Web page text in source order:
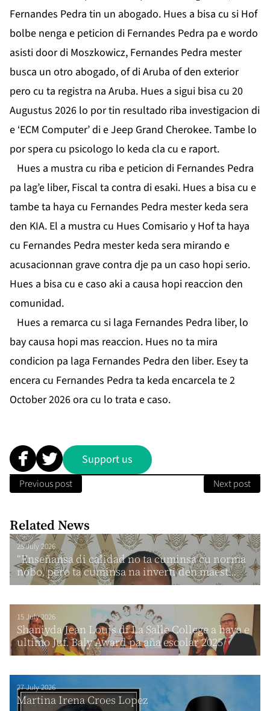
Fernandes Pedra tin un abogado. Hues a bisa cu si Hof
bolbe nenga e peticion di Fernandes Pedra pa e wordo
asisti door di Moszkowicz, Fernandes Pedra mester
busca un otro abogado, of di Aruba of den exterior
pero cu ta registra na Aruba. Hues a sigui bisa cu 20
Augustus 2026 lo por tin resultado riba investigacion di
e ‘ECM Computer’ di e Jeep Grand Cherokee. Tambe lo
por spera cu psicologo lo keda cla cu e raport.
Hues a mustra cu riba e peticion di Fernandes Pedra
pa lag’e liber, Fiscal ta contra di esaki. Hues a bisa cu e
tambe ta haya cu Fernandes Pedra mester keda sera
den KIA. El a mustra cu Hues Comisario y Hof ta haya
cu Fernandes Pedra mester keda sera mirando e
acusacionnan grave contra dje pa un caso hopi serio.
Hues a bisa cu e caso aki a causa hopi reaccion den
comunidad.
Hues a remarca cu si laga Fernandes Pedra liber, lo
bay causa hopi mas reaccion. Hues no ta mira
condicion pa laga Fernandes Pedra den liber. Esey ta
encera cu Fernandes Pedra ta keda encarcela te 2
October 2026 ora cu lo trata e caso.
Support us
Previous post Next post
Related News
25 July 2026
“Enseñansa di calidad no ta cuminsa cu norma
nobo, pero ta cuminsa na inverti den maest...
15 July 2026
Shaniyda Jean Louis di La Salle College a haya e
ultimo Juf. Baly Award pa aña escolar 2025
27 July 2026
Martina Irena Croes Lopez